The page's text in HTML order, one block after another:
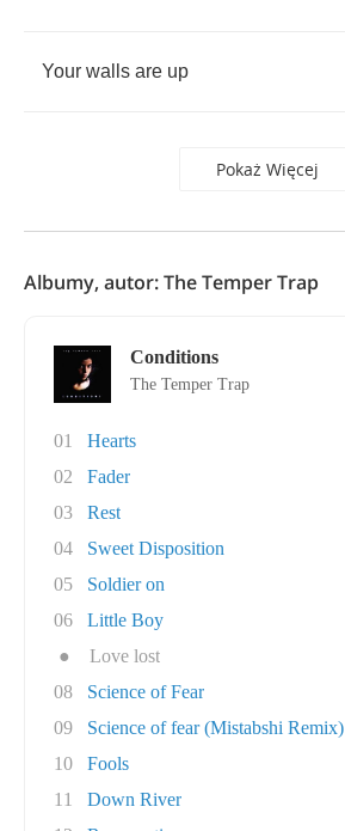
Your walls are up
Pokaż Więcej
Albumy, autor: The Temper Trap
Conditions
The Temper Trap
01
Hearts
02
Fader
03
Rest
04
Sweet Disposition
05
Soldier on
06
Little Boy
●
Love lost
08
Science of Fear
09
Science of fear (Mistabshi Remix)
10
Fools
11
Down River